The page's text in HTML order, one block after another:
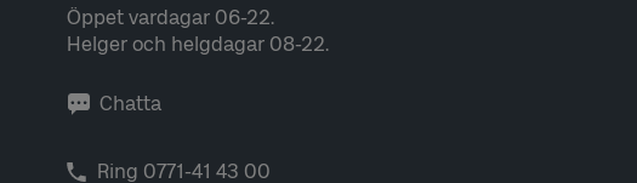
Öppet vardagar 06-22.
Helger och helgdagar 08-22.
Chatta
Ring 0771-41 43 00